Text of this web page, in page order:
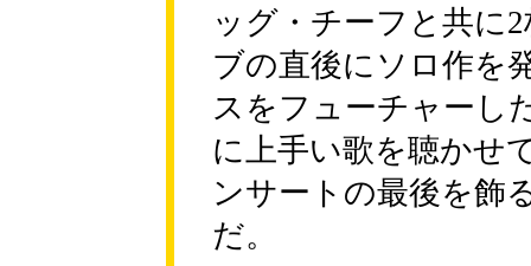
ッグ・チーフと共に
ブの直後にソロ作を
スをフューチャーし
に上手い歌を聴かせ
ンサートの最後を飾
だ。